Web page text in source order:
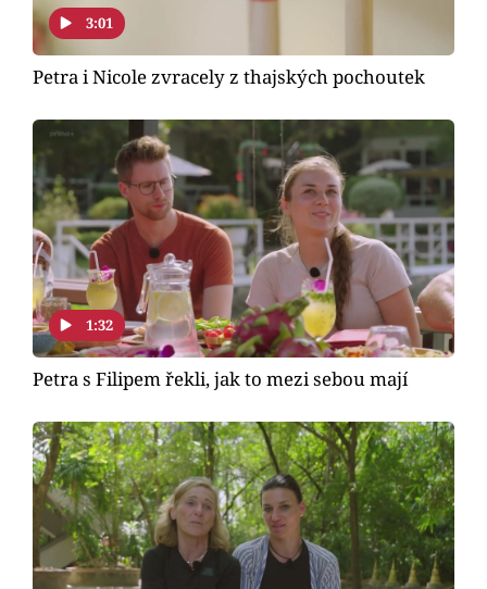
Sledujte prima+
Pořady
Mámy sobě
Přihlášení
3:01
Petra i Nicole zvracely z thajských pochoutek
1:32
Petra s Filipem řekli, jak to mezi sebou mají